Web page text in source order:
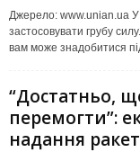
Джерело: www.unian.ua У
застосовувати грубу
вам може знадобитися
“Достатньо,
перемогти”:
надання